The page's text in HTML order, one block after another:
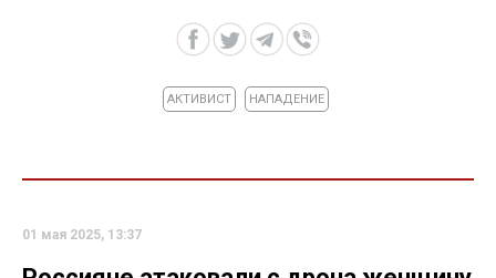
АКТИВИСТ НАПАДЕНИЕ
01 мая 2025, 13:37